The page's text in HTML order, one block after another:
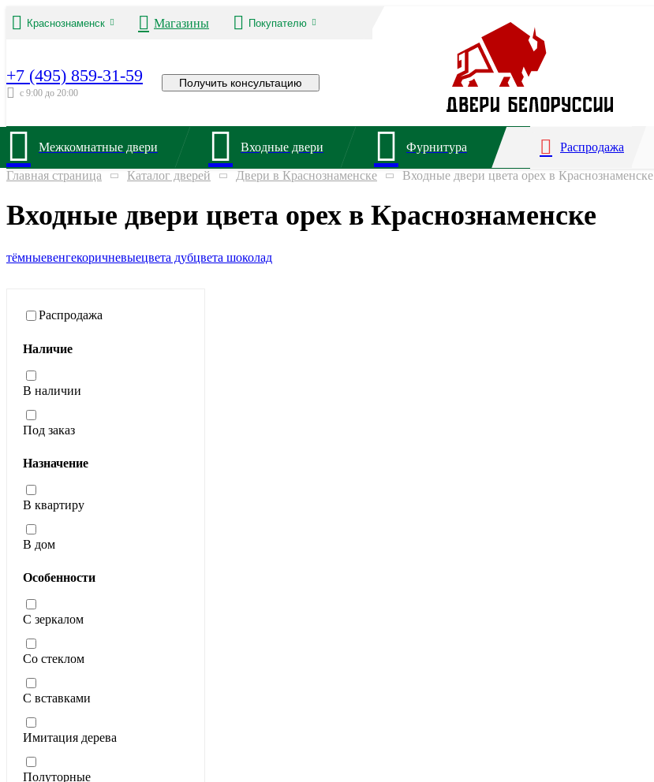
Краснознаменск Магазины Покупателю
+7 (495) 859-31-59
с 9:00 до 20:00
Получить консультацию
Межкомнатные двери Входные двери Фурнитура Распродажа
Главная страница Каталог дверей Двери в Краснознаменске Входные двери цвета орех в Краснознаменске
Входные двери цвета орех в Краснознаменске
тёмныевенгекоричневыецвета дубцвета шоколад
Распродажа
Наличие
В наличии
Под заказ
Назначение
В квартиру
В дом
Особенности
С зеркалом
Со стеклом
С вставками
Имитация дерева
Полуторные